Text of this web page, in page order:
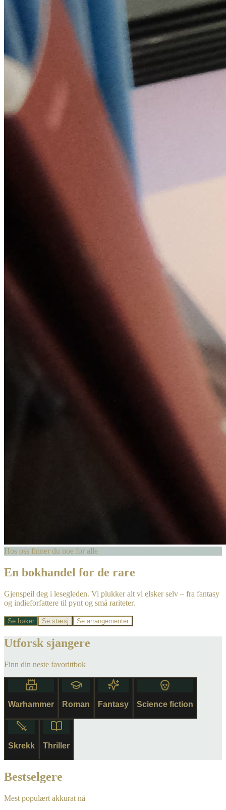
Hos oss finner du noe for alle
En bokhandel for de rare
Gjenspeil deg i lesegleden. Vi plukker alt vi elsker selv – fra fantasy
og indieforfattere til pynt og små rariteter.
Se bøker Se stæsj Se arrangementer
Utforsk sjangere
Finn din neste favorittbok
Warhammer Roman Fantasy Science fiction
Skrekk Thriller
Bestselgere
Mest populært akkurat nå